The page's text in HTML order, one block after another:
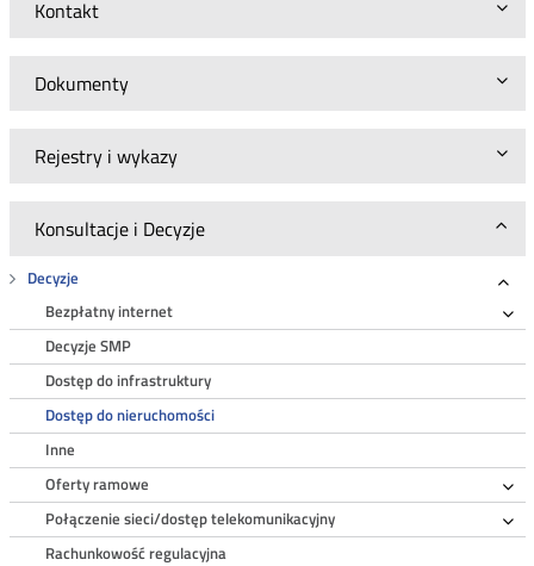
Kontakt
Dokumenty
Rejestry i wykazy
Konsultacje i Decyzje
Decyzje
Bezpłatny internet
Decyzje SMP
Dostęp do infrastruktury
Dostęp do nieruchomości
Inne
Oferty ramowe
Połączenie sieci/dostęp telekomunikacyjny
Rachunkowość regulacyjna